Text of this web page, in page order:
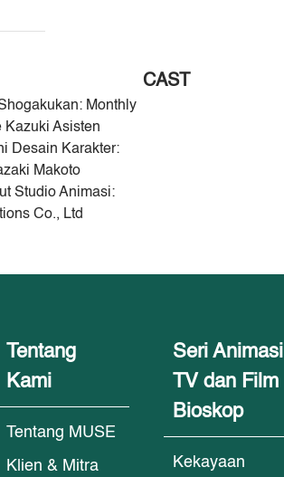
Monthly
Kazuki Asisten
Desain Karakter:
Makoto
Studio Animasi:
Co., Ltd
CAST
Tentang
Kami
Tentang MUSE
Klien & Mitra
Seri Animasi
TV dan Film
Bioskop
Kekayaan